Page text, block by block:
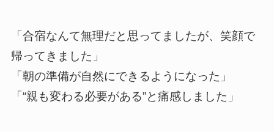
「合宿なんて無理だと思ってましたが、笑顔で
帰ってきました」
「朝の準備が自然にできるようになった」
「“親も変わる必要がある”と痛感しました」